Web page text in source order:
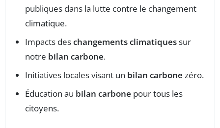
publiques dans la lutte contre le changement
climatique.
Impacts deschangements climatiquessur
notre bilan carbone.
Initiatives locales visant un bilan carbone zéro.
Éducation au bilan carbone pour tous les
citoyens.